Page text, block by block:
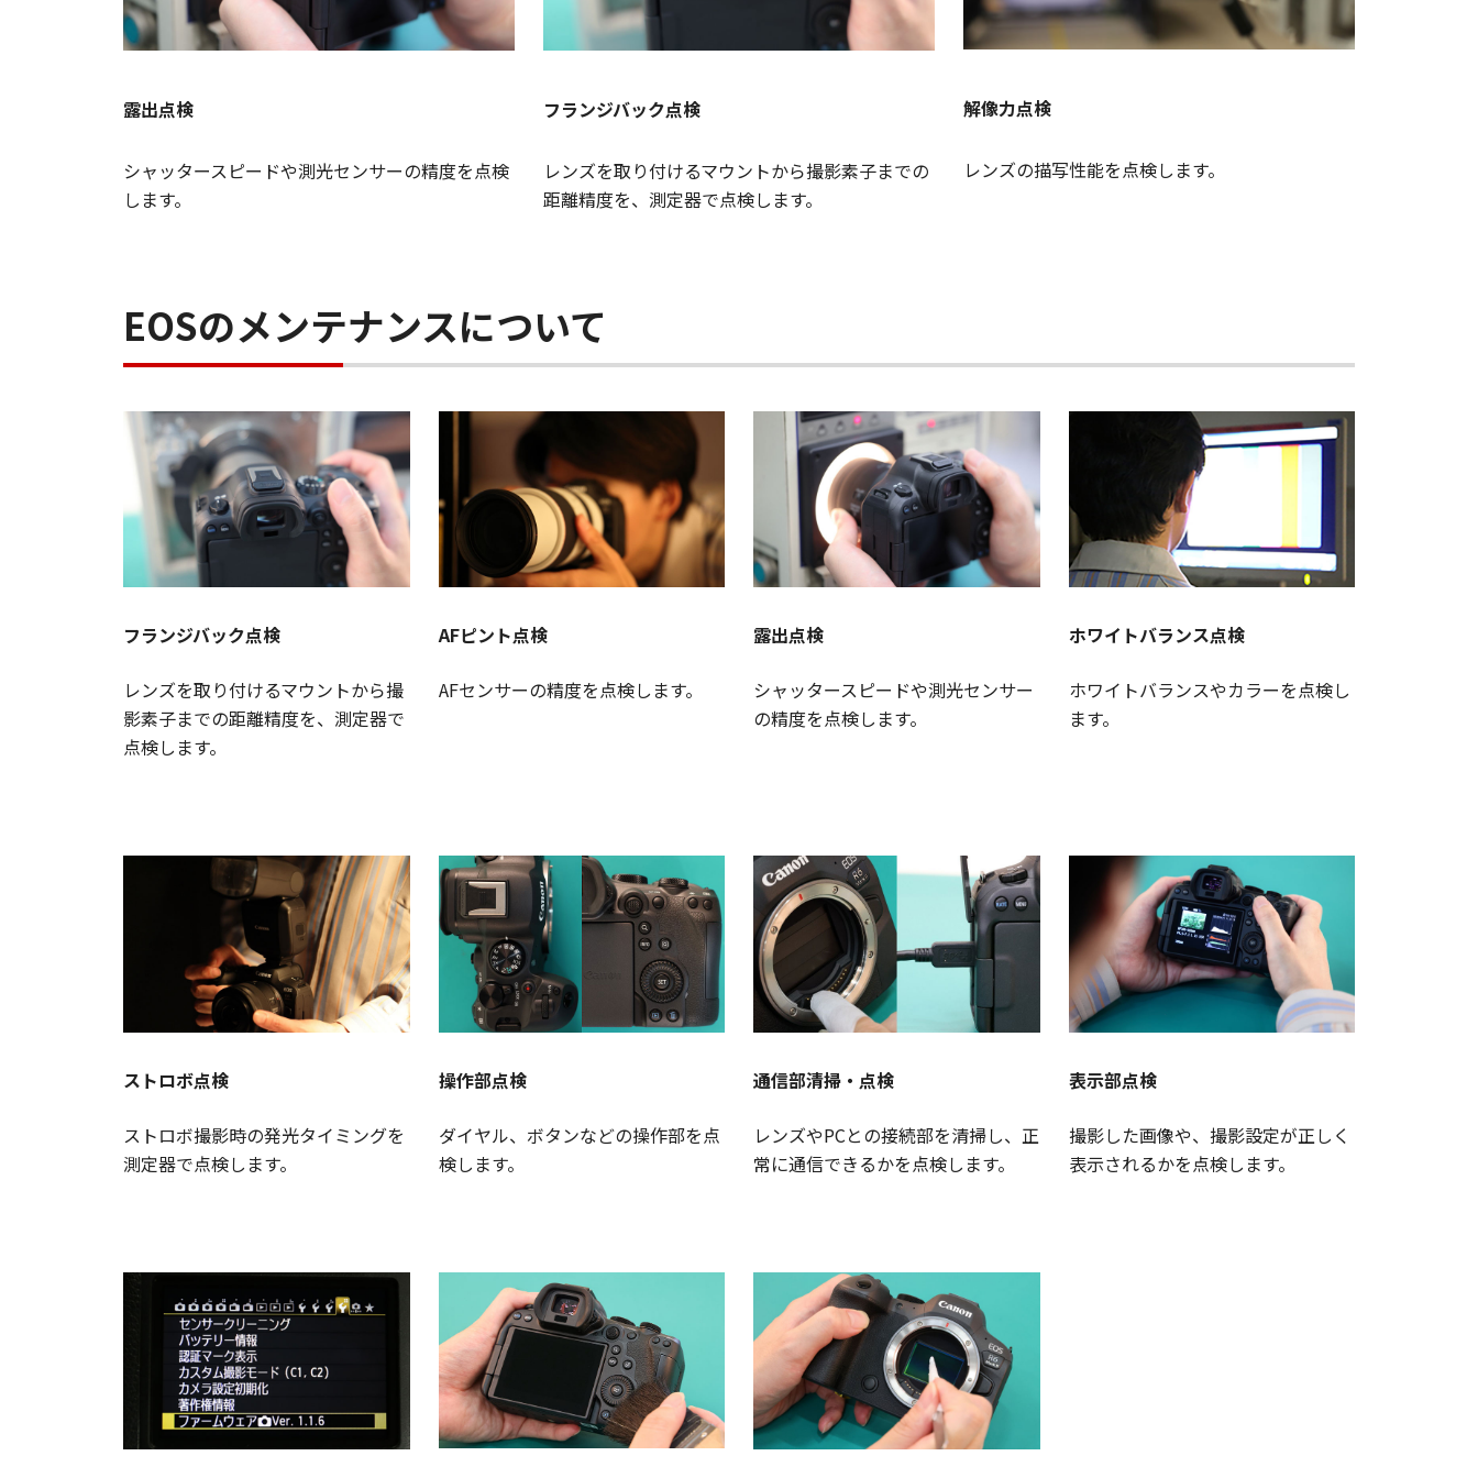
露出点検
シャッタースピードや測光センサーの精度を点検
します。
フランジバック点検
レンズを取り付けるマウントから撮影素子までの
距離精度を、測定器で点検します。
解像力点検
レンズの描写性能を点検します。
EOSのメンテナンスについて
フランジバック点検
レンズを取り付けるマウントから撮
影素子までの距離精度を、測定器で
点検します。
AFピント点検
AFセンサーの精度を点検します。
露出点検
シャッタースピードや測光センサー
の精度を点検します。
ホワイトバランス点検
ホワイトバランスやカラーを点検し
ます。
ストロボ点検
ストロボ撮影時の発光タイミングを
測定器で点検します。
操作部点検
ダイヤル、ボタンなどの操作部を点
検します。
通信部清掃・点検
レンズやPCとの接続部を清掃し、正
常に通信できるかを点検します。
表示部点検
撮影した画像や、撮影設定が正しく
表示されるかを点検します。